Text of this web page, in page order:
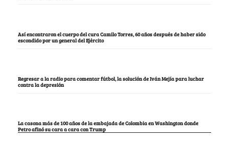
Así encontraron el cuerpo del cura Camilo Torres, 60 años después de haber sido
escondido por un general del Ejército
Regresar a la radio para comentar fútbol, la solución de Iván Mejía para luchar
contra la depresión
La casona más de 100 años de la embajada de Colombia en Washington donde
Petro afinó su cara a cara con Trump